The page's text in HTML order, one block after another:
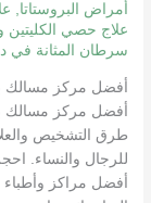
أمراض البروستاتا,
علاج حصي الكليتين
سرطان المثانة في
أفضل مركز مسالك
أفضل مركز
طرق التشخيص
للرجال والنساء.
أفضل مراكز
طبية
متقدمة
لعلاج
المسالك
البولية